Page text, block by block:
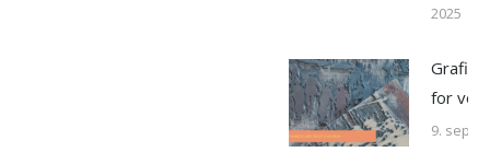
2025
for
9.